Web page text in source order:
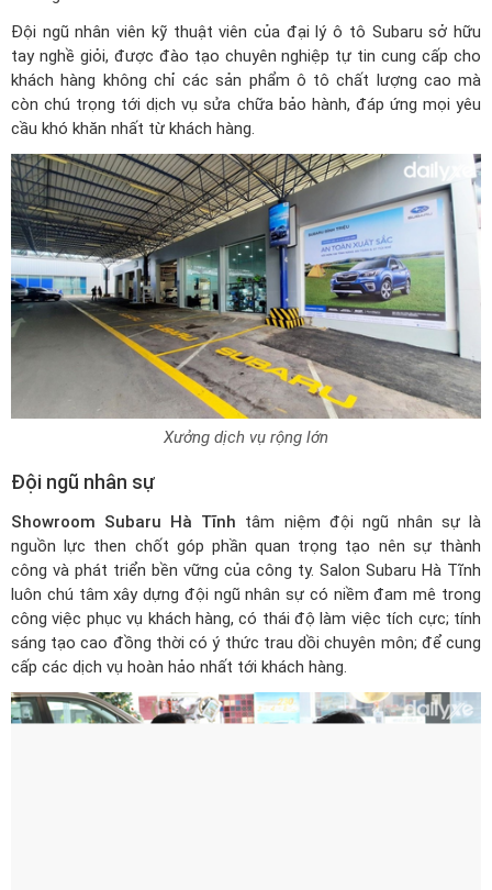
Đội ngũ nhân viên kỹ thuật viên của đại lý ô tô Subaru sở hữu
tay nghề giỏi, được đào tạo chuyên nghiệp tự tin cung cấp cho
khách hàng không chỉ các sản phẩm ô tô chất lượng cao mà
còn chú trọng tới dịch vụ sửa chữa bảo hành, đáp ứng mọi yêu
cầu khó khăn nhất từ khách hàng.
Xưởng dịch vụ rộng lớn
Đội ngũ nhân sự
Showroom Subaru Hà Tĩnh tâm niệm đội ngũ nhân sự là
nguồn lực then chốt góp phần quan trọng tạo nên sự thành
công và phát triển bền vững của công ty. Salon Subaru Hà Tĩnh
luôn chú tâm xây dựng đội ngũ nhân sự có niềm đam mê trong
công việc phục vụ khách hàng, có thái độ làm việc tích cực; tính
sáng tạo cao đồng thời có ý thức trau dồi chuyên môn; để cung
cấp các dịch vụ hoàn hảo nhất tới khách hàng.